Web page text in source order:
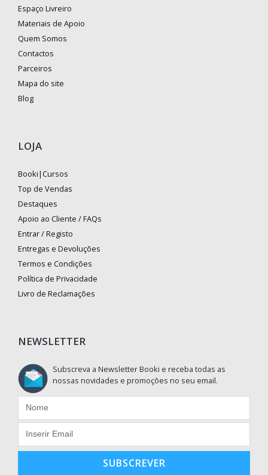
Espaço Livreiro
Materiais de Apoio
Quem Somos
Contactos
Parceiros
Mapa do site
Blog
LOJA
Booki|Cursos
Top de Vendas
Destaques
Apoio ao Cliente / FAQs
Entrar / Registo
Entregas e Devoluções
Termos e Condições
Política de Privacidade
Livro de Reclamações
NEWSLETTER
Subscreva a Newsletter Booki e receba todas as
nossas novidades e promoções no seu email.
SUBSCREVER